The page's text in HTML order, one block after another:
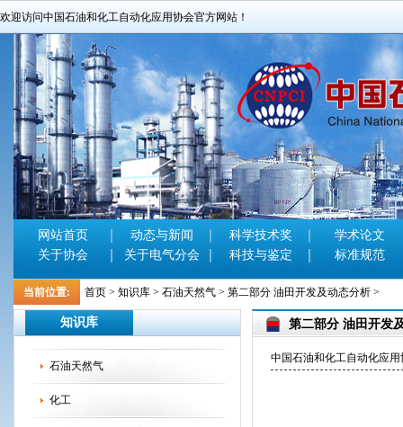
欢迎访问中国石油和化工自动化应用协会官方网站！
网站首页 动态与新闻 科学技术奖
学术论文
关于协会
关于电气分会 科技与鉴定 标准规范
当前位置: 首页 > 知识库 > 石油天然气 > 第二部分 油田开发及动态分析 >
知识库
石油天然气
化工
第二部分 油田开发
中国石油和化工自动化应